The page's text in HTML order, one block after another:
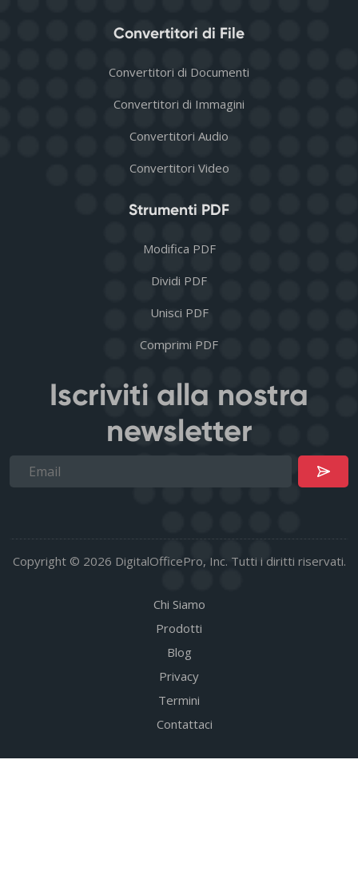
Convertitori di File
Convertitori di Documenti
Convertitori di Immagini
Convertitori Audio
Convertitori Video
Strumenti PDF
Modifica PDF
Dividi PDF
Unisci PDF
Comprimi PDF
Iscriviti alla nostra
newsletter
Copyright © 2026 DigitalOfficePro, Inc. Tutti i diritti riservati.
Chi Siamo
Prodotti
Blog
Privacy
Termini
Contattaci